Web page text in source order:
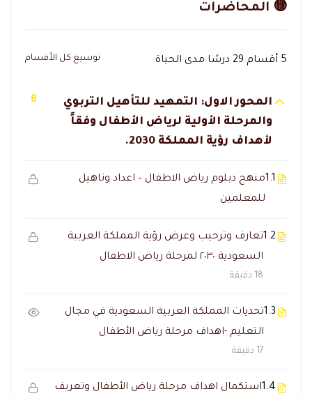
🟡 المحاضرات
5 أقسام 29 درسًا مدى الحياة توسيع كل الأقسام
المحور الاول: التمهيد للتأهيل التربوي
والمرحلة الأولية لرياض الأطفال وفقاً
لأهداف رؤية المملكة 2030.
8
1.1منهج دبلوم رياض الاطفال – اعداد وتاهيل
للمعلمين
1.2تعارف وترحيب وعرض رؤية المملكة العربية
السعودية ٢٠٣٠ لمرحلة رياض الاطفال
18 دقيقة
1.3تحديات المملكة العربية السعودية في مجال
التعليم -اهداف مرحلة رياض الأطفال
17 دقيقة
1.4استكمال اهداف مرحلة رياض الأطفال وتعريف